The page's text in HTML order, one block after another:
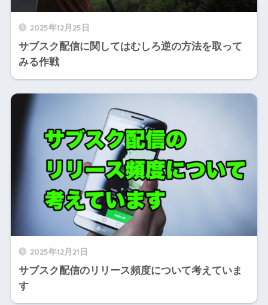
2025年12月25日
サブスク配信に関してはむしろ逆の方法を取って
みる作戦
2025年12月21日
サブスク配信のリリース頻度について考えていま
す